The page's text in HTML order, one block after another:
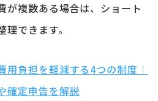
が複数ある場合は、ショート
できます。
用負担を軽減する4つの制度｜
確定申告を解説